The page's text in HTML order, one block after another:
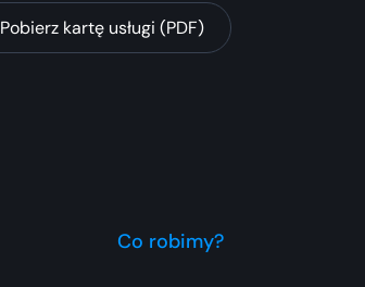
Pobierz kartę usługi (PDF)
Co robimy?